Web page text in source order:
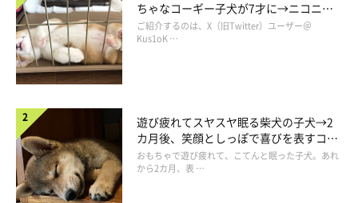
ちゃなコーギー子犬が7才に→ニコニ
コ“コーギースマイル”が魅力のコに成
長！
ご紹介するのは、X（旧Twitter）ユーザー＠
Kus1oK …
遊び疲れてスヤスヤ眠る柴犬の子犬→2
カ月後、笑顔としっぽで喜びを表すコに
成長！
おもちゃで遊び疲れて、こてんと眠った子犬。あれ
から2カ月、表 …